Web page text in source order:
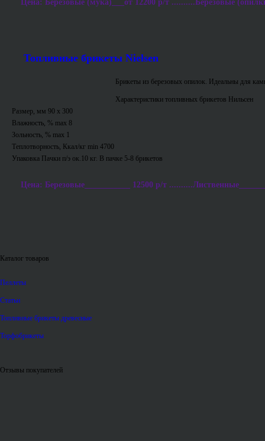
Цена: Березовые (мука)___от 12200 р/т ..........Березовые
Топливные брикеты Nielsen
Брикеты из березовых опилок. Идеальны для
Характеристики топливных брикетов Нильсен
Размер, мм 90 х 300
Влажность, % max 8
Зольность, % max 1
Теплотворность, Ккал/кг min 4700
Упаковка Пачки п/э ок.10 кг. В пачке 5-8 брикетов
Цена: Березовые___________ 12500 р/т
Каталог товаров
Пеллеты
Статьи
Топливные брикеты древесные
Торфобрикеты
Отзывы покупателей